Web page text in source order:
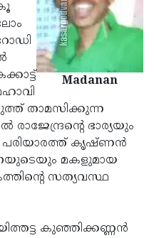
Madanan
താമസിക്കുന്ന
ഭാര്യയും
പരിയാരത്ത് കൃഷ്ണന്‍
മകളുമായ
സത്യവസ്ഥ
കുഞ്ഞിക്കണ്ണന്‍